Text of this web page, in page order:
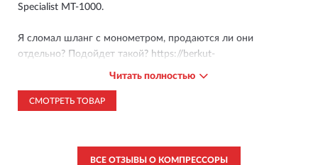
Specialist MT-1000.
Я сломал шланг с монометром, продаются ли они
отдельно? Подойдет такой? https://berkut-
russia.ru/universalnyj-shlang-udlinitel-s-manometrom-berkut-df-
Добрый день! Данный шланг не подойдет,
Читать полностью
СМОТРЕТЬ ТОВАР
ВСЕ ОТЗЫВЫ О КОМПРЕССОРЫ